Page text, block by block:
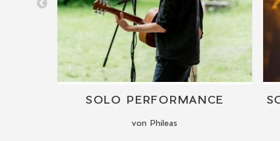
SOLO PERFORMANCE
von Phileas